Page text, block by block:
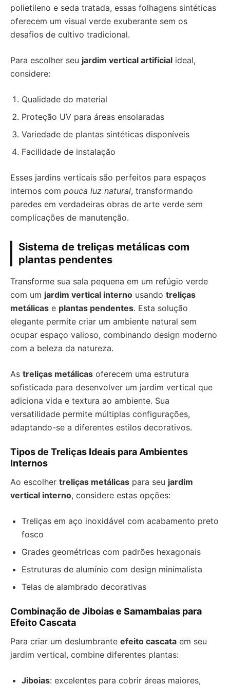
polietileno e seda tratada, essas folhagens sintéticas
oferecem um visual verde exuberante sem os
desafios de cultivo tradicional.
Para escolher seu jardim vertical artificial ideal,
considere:
Qualidade do material
Proteção UV para áreas ensolaradas
Variedade de plantas sintéticas disponíveis
Facilidade de instalação
Esses jardins verticais são perfeitos para espaços
internos com pouca luz natural, transformando
paredes em verdadeiras obras de arte verde sem
complicações de manutenção.
Sistema de treliças metálicas com
plantas pendentes
Transforme sua sala pequena em um refúgio verde
com um jardim vertical interno usando treliças
metálicas e plantas pendentes. Esta solução
elegante permite criar um ambiente natural sem
ocupar espaço valioso, combinando design moderno
com a beleza da natureza.
As treliças metálicas oferecem uma estrutura
sofisticada para desenvolver um jardim vertical que
adiciona vida e textura ao ambiente. Sua
versatilidade permite múltiplas configurações,
adaptando-se a diferentes estilos decorativos.
Tipos de Treliças Ideais para Ambientes
Internos
Ao escolher treliças metálicas para seu jardim
vertical interno, considere estas opções:
Treliças em aço inoxidável com acabamento preto
fosco
Grades geométricas com padrões hexagonais
Estruturas de alumínio com design minimalista
Telas de alambrado decorativas
Combinação de Jiboias e Samambaias para
Efeito Cascata
Para criar um deslumbrante efeito cascata em seu
jardim vertical, combine diferentes plantas:
Jiboias: excelentes para cobrir áreas maiores,